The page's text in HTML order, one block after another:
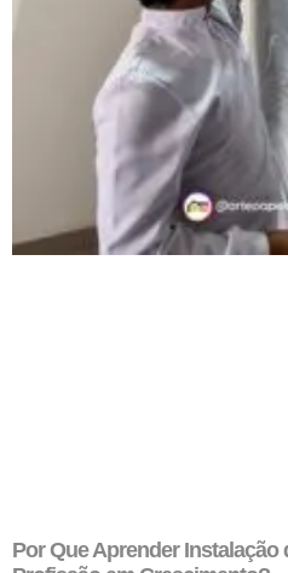
Por Que Aprender Instalação